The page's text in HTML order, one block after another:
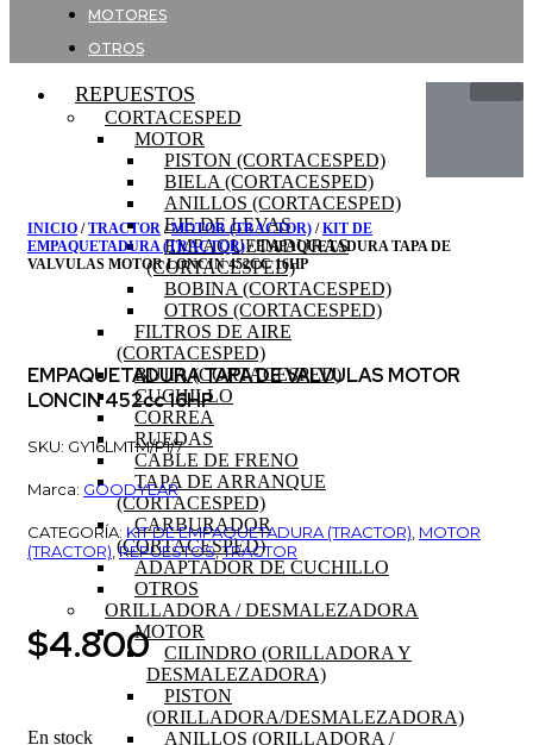
MOTORES
OTROS
REPUESTOS
CORTACESPED
MOTOR
PISTON (CORTACESPED)
BIELA (CORTACESPED)
ANILLOS (CORTACESPED)
EJE DE LEVAS
EMPAQUETADURAS
(CORTACESPED)
BOBINA (CORTACESPED)
OTROS (CORTACESPED)
FILTROS DE AIRE
(CORTACESPED)
BUJIA (CORTACESPED)
CUCHILLO
CORREA
RUEDAS
CABLE DE FRENO
TAPA DE ARRANQUE
(CORTACESPED)
CARBURADOR
(CORTACESPED)
ADAPTADOR DE CUCHILLO
OTROS
ORILLADORA / DESMALEZADORA
MOTOR
CILINDRO (ORILLADORA Y
DESMALEZADORA)
PISTON
(ORILLADORA/DESMALEZADORA)
ANILLOS (ORILLADORA /
INICIO /TRACTOR /MOTOR (TRACTOR) /KIT DE
EMPAQUETADURA (TRACTOR)/ EMPAQUETADURA TAPA DE
VALVULAS MOTOR LONCIN 452CC 16HP
EMPAQUETADURA TAPA DE VALVULAS MOTOR
LONCIN 452cc 16HP
SKU: GY16LMTM/P1/7
Marca: GOODYEAR
CATEGORÍA: KIT DE EMPAQUETADURA (TRACTOR) MOTOR
(TRACTOR) ,REPUESTOS,TRACTOR
$4.800
En stock